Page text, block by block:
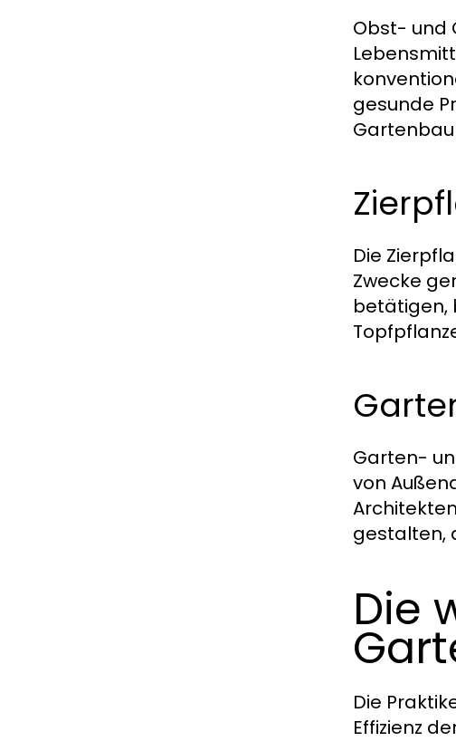
Obst- und
gesunde
Die
Zwecke
betätigen,
Garten-
von
gestalten,
Die
Die
Effizienz